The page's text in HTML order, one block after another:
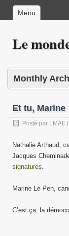
Menu
Le
Monthly
Et tu, Marine
Posté par LMAE
Nathalie Arthaud,
Jacques
signatures.
Marine Le Pen,
C’est ça, la